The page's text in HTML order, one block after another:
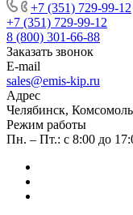
+7 (351) 729-99-12
+7 (351) 729-99-12
8 (800) 301-66-88
Заказать звонок
E-mail
sales@emis-kip.ru
Адрес
Челябинск,
Режим работы
Пн. – Пт.: с 8:00 до